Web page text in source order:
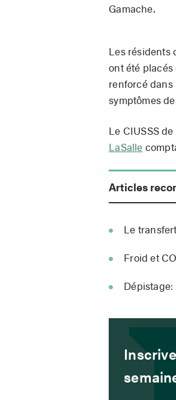
Gamache.
Les résidents
ont été
renforcé dans
symptômes
Le CIUSSS
LaSalle
Articles
Le
Froid et
Dépistage: